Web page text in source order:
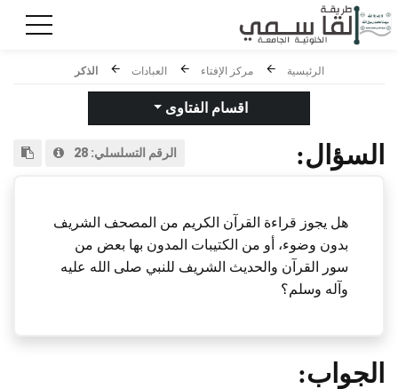
الرئيسية مركز الإفتاء العبادات الذكر
اقسام الفتاوى
السؤال: الرقم التسلسلي: 28
هل يجوز قراءة القرآن الكريم من المصحف الشريف
بدون وضوء، أو من الكتيبات المدون بها بعض من
سور القرآن والحديث الشريف للنبي صلى الله عليه
وآله وسلم؟
الجواب: